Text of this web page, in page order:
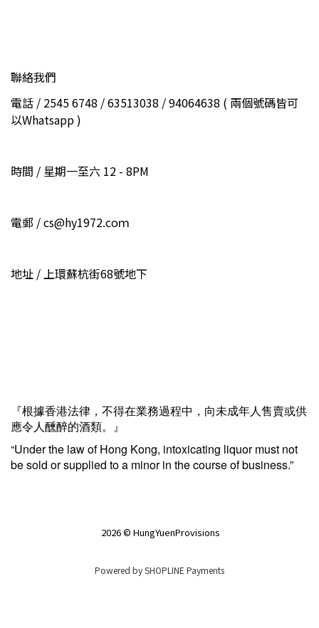
聯絡我們
電話 / 2545 6748 / 63513038 / 94064638 ( 兩個號碼皆可
以Whatsapp )
時間 / 星期一至六 12 - 8PM
電郵 / cs@hy1972.coｍ
地址 / 上環蘇杭街68號地下
『根據香港法律，不得在業務過程中，向未成年人售賣或供
應令人醺醉的酒類。』
“Under the law of Hong Kong, intoxicating liquor must not
be sold or supplied to a minor in the course of business.”
2026 © HungYuenProvisions
Powered bySHOPLINE Payments